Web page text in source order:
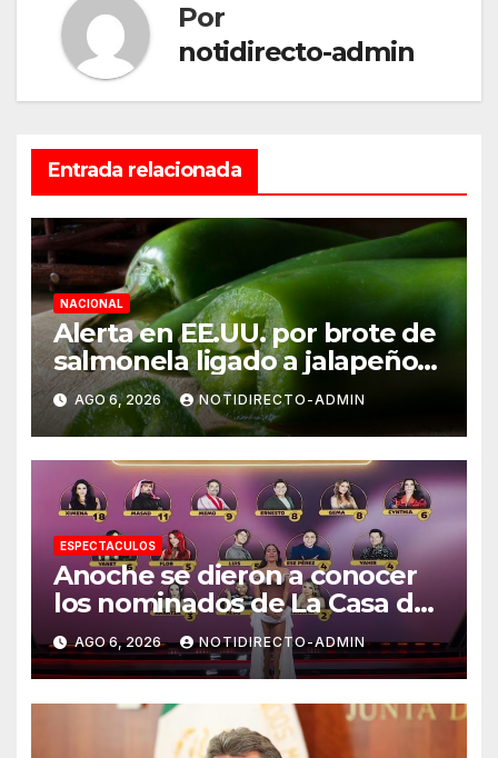
Por
notidirecto-admin
Entrada relacionada
NACIONAL
Alerta en EE.UU. por brote de
salmonela ligado a jalapeños
mexicanos; reportan 345
casos
AGO 6, 2026 NOTIDIRECTO-ADMIN
ESPECTACULOS
Anoche se dieron a conocer
los nominados de La Casa de
los Famosos México 2026 en
la segunda semana
AGO 6, 2026 NOTIDIRECTO-ADMIN